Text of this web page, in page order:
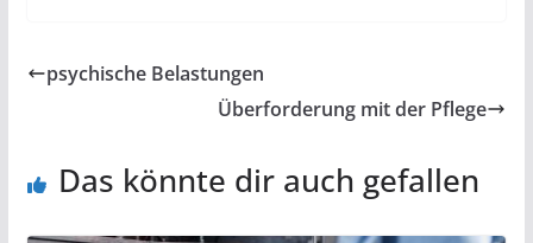
psychische Belastungen
Überforderung mit der Pflege
Das könnte dir auch gefallen